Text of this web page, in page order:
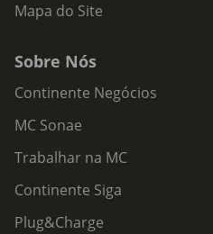
Mapa do Site
Sobre Nós
Continente Negócios
MC Sonae
Trabalhar na MC
Continente Siga
Plug&Charge